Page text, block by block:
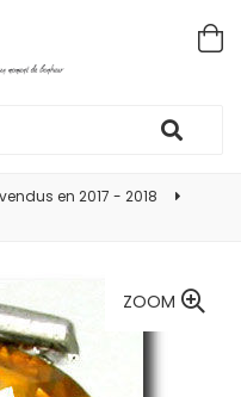
en 2017 - 2018
ZOOM